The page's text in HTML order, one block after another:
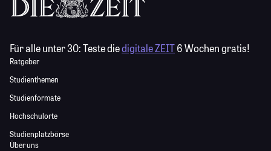
Für alle unter 30:Teste diedigitale ZEIT6 Wochen gratis!
Ratgeber
Studienthemen
Studienformate
Hochschulorte
Studienplatzbörse
Über uns